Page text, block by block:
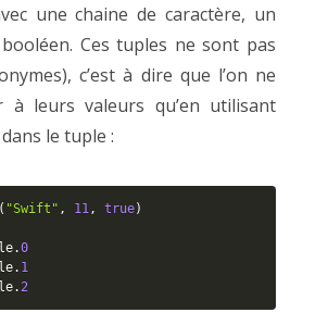
une chaine de caractère, un
Ces tuples ne sont pas
c’est à dire que l’on ne
à leurs valeurs qu’en utilisant
le tuple :
( "Swift" , 11 , true)
.0
. 1
. 2